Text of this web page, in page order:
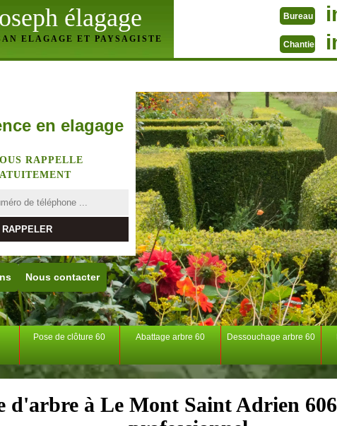
élagage
ELAGAGE ET PAYSAGISTE
Bureau
Chantier
en elagage
RAPPELLE
Nous contacter
Pose de clôture 60 Abattage arbre 60 Dessouchage arbre 60
d'arbre à Le Mont Saint Adrien